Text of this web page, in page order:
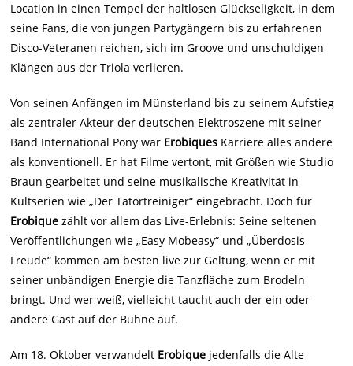
Location in einen Tempel der haltlosen Glückseligkeit, in dem
seine Fans, die von jungen Partygängern bis zu erfahrenen
Disco-Veteranen reichen, sich im Groove und unschuldigen
Klängen aus der Triola verlieren.
Von seinen Anfängen im Münsterland bis zu seinem Aufstieg
als zentraler Akteur der deutschen Elektroszene mit seiner
Band International Pony war Erobiques Karriere alles andere
als konventionell. Er hat Filme vertont, mit Größen wie Studio
Braun gearbeitet und seine musikalische Kreativität in
Kultserien wie „Der Tatortreiniger“ eingebracht. Doch für
Erobique zählt vor allem das Live-Erlebnis: Seine seltenen
Veröffentlichungen wie „Easy Mobeasy“ und „Überdosis
Freude“ kommen am besten live zur Geltung, wenn er mit
seiner unbändigen Energie die Tanzfläche zum Brodeln
bringt. Und wer weiß, vielleicht taucht auch der ein oder
andere Gast auf der Bühne auf.
Am 18. Oktober verwandelt Erobique jedenfalls die Alte